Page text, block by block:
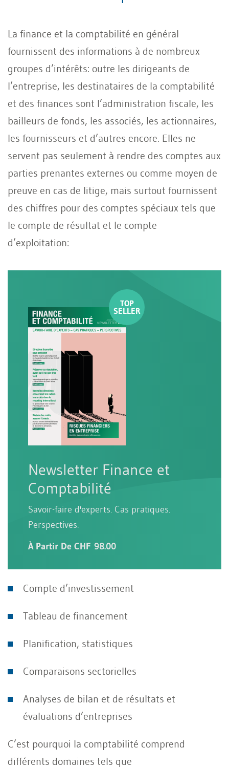
La finance et la comptabilité en général
fournissent des informations à de nombreux
groupes d’intérêts: outre les dirigeants de
l’entreprise, les destinataires de la comptabilité
et des finances sont l’administration fiscale, les
bailleurs de fonds, les associés, les actionnaires,
les fournisseurs et d’autres encore. Elles ne
servent pas seulement à rendre des comptes aux
parties prenantes externes ou comme moyen de
preuve en cas de litige, mais surtout fournissent
des chiffres pour des comptes spéciaux tels que
le compte de résultat et le compte
d’exploitation:
Newsletter Finance et
Comptabilité
Savoir-faire d'experts. Cas pratiques.
Perspectives.
À Partir De CHF 98.00
Compte d’investissement
Tableau de financement
Planification, statistiques
Comparaisons sectorielles
Analyses de bilan et de résultats et
évaluations d’entreprises
C’est pourquoi la comptabilité comprend
différents domaines tels que